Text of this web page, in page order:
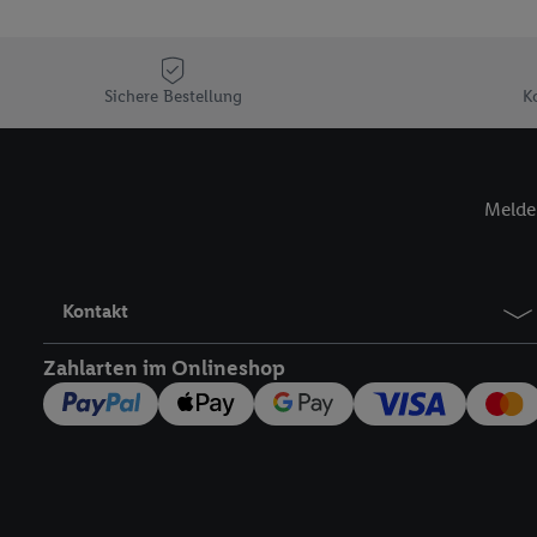
Sichere Bestellung
Kontakt
Zahlarten im Onlineshop
genannten Partner
jederzeit mit Wirkung
Unter
Gewährleistung der
Anzeige von
Verknüpfung
Technologie für
Zugriff auf
Zielgruppen durch
reduzierter Daten
Auswahl